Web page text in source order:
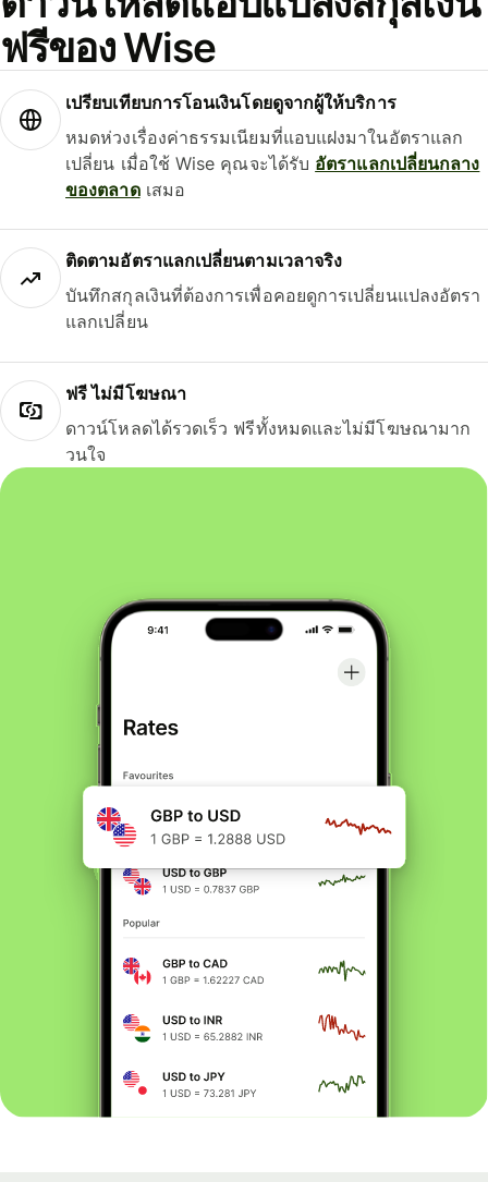
ฟรีของ Wise
เปรียบเทียบการโอนเงินโดยดูจากผู้ให้บริการ
หมดห่วงเรื่องค่าธรรมเนียมที่แอบแฝงมาในอัตราแลก
เปลี่ยน เมื่อใช้ Wise คุณจะได้รับ อัตราแลกเปลี่ยนกลาง
ของตลาดเสมอ
ติดตามอัตราแลกเปลี่ยนตามเวลาจริง
บันทึกสกุลเงินที่ต้องการเพื่อคอยดูการเปลี่ยนแปลงอัตรา
แลกเปลี่ยน
ฟรี ไม่มีโฆษณา
ดาวน์โหลดได้รวดเร็ว ฟรีทั้งหมดและไม่มีโฆษณามาก
วนใจ